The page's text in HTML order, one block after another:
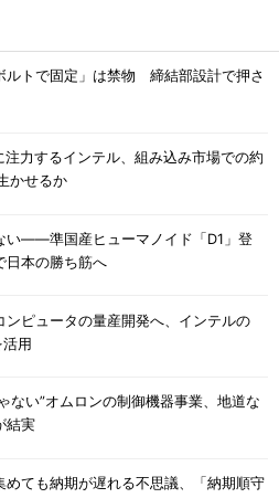
ルトで固定」は禁物 締結部設計で押さ
注力するインテル、組み込み市場での約
かせるか
い――準国産ヒューマノイド「D1」登
日本の勝ち筋へ
ンピュータの量産開発へ、インテルの
用
ない”オムロンの制御機器事業、地道な
結実
めても納期が遅れる不思議、「納期順守